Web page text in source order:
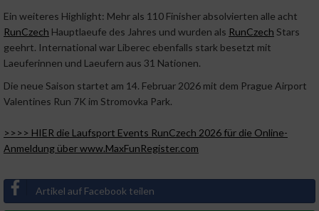
Ein weiteres Highlight: Mehr als 110 Finisher absolvierten alle acht
RunCzech Hauptlaeufe des Jahres und wurden als RunCzech Stars
geehrt. International war Liberec ebenfalls stark besetzt mit
Laeuferinnen und Laeufern aus 31 Nationen.
Die neue Saison startet am 14. Februar 2026 mit dem Prague Airport
Valentines Run 7K im Stromovka Park.
>>>> HIER die Laufsport Events RunCzech 2026 für die Online-
Anmeldung über www.MaxFunRegister.com
Artikel auf Facebook teilen